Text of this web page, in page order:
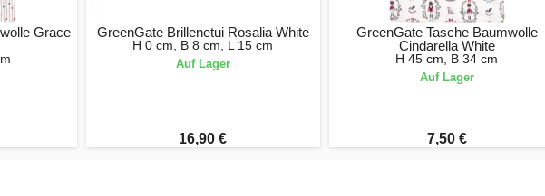
Grace
GreenGate Brillenetui Rosalia White
H 0 cm, B 8 cm, L 15 cm
Auf Lager
16,90 €
GreenGate Tasche Baumwolle
Cindarella White
H 45 cm, B 34 cm
Auf Lager
7,50 €